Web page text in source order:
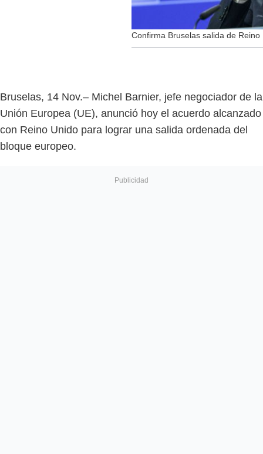
Confirma Bruselas salida de
Bruselas, 14 Nov.– Michel Barnier, jefe negociador de la
Unión Europea (UE), anunció hoy el acuerdo alcanzado
con Reino Unido para lograr una salida ordenada del
bloque europeo.